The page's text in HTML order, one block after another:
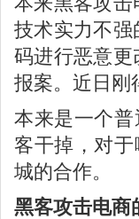
技术实力不
码进行恶意
报案。近日刚
本来是一个普
客干掉，对于
城的合作。
黑客攻击电商